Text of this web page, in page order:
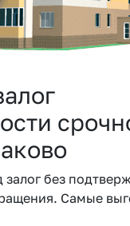
без
Самые